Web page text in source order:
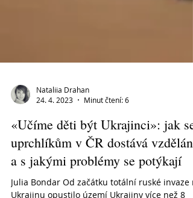
Nataliia Drahan
Minut čtení: 6
«Učíme děti být Ukrajinci»: jak se
uprchlíkům v ČR dostává vzdělání